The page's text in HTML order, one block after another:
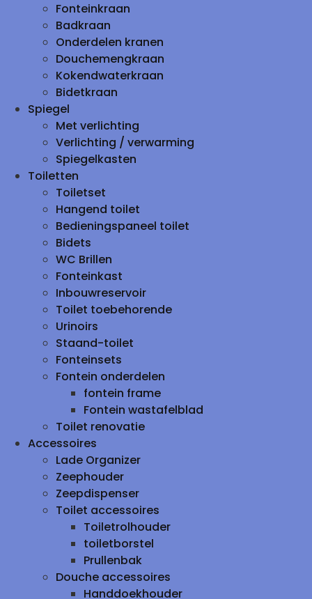
Fonteinkraan
Badkraan
Onderdelen kranen
Douchemengkraan
Kokendwaterkraan
Bidetkraan
Spiegel
Met verlichting
Verlichting / verwarming
Spiegelkasten
Toiletten
Toiletset
Hangend toilet
Bedieningspaneel toilet
Bidets
WC Brillen
Fonteinkast
Inbouwreservoir
Toilet toebehorende
Urinoirs
Staand-toilet
Fonteinsets
Fontein onderdelen
fontein frame
Fontein wastafelblad
Toilet renovatie
Accessoires
Lade Organizer
Zeephouder
Zeepdispenser
Toilet accessoires
Toiletrolhouder
toiletborstel
Prullenbak
Douche accessoires
Handdoekhouder